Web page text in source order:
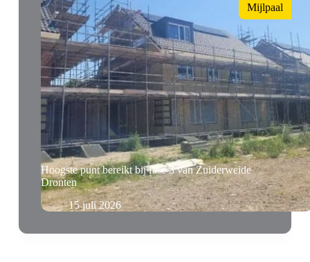
Mijlpaal
Hoogste punt bereikt bij fase 3 van Zuiderweide
Dronten
15 juli 2026